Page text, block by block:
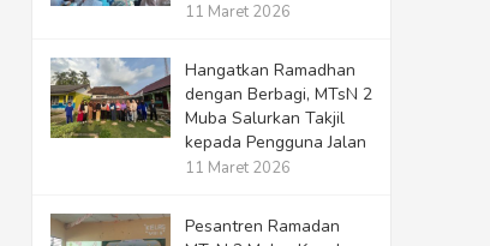
11 Maret 2026
Hangatkan Ramadhan
dengan Berbagi, MTsN 2
Muba Salurkan Takjil
kepada Pengguna Jalan
11 Maret 2026
Pesantren Ramadan